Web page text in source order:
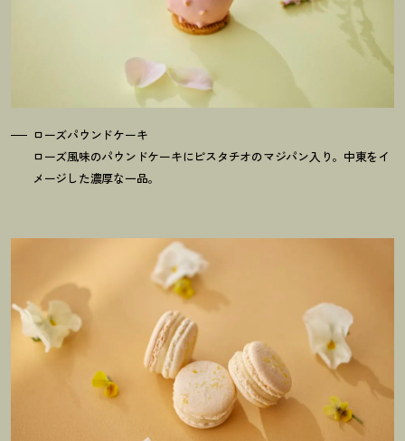
ローズパウンドケーキ
ローズ風味のパウンドケーキにピスタチオのマジパン入り。中東をイ
メージした濃厚な一品。